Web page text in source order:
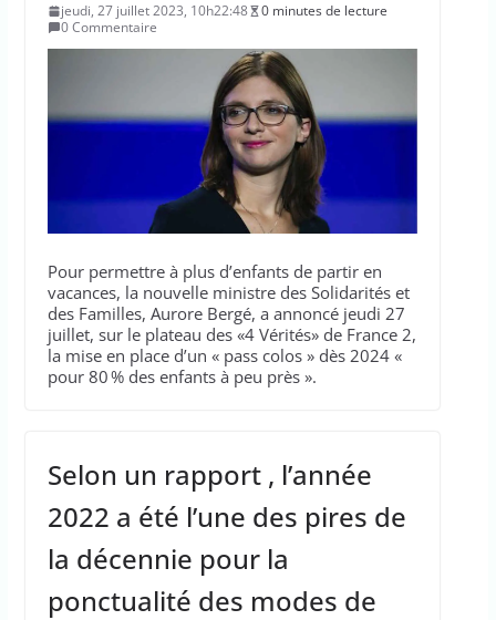
jeudi, 27 juillet 2023, 10h22:48
0 minutes de lecture
0 Commentaire
Pour permettre à plus d’enfants de partir en
vacances, la nouvelle ministre des Solidarités et
des Familles, Aurore Bergé, a annoncé jeudi 27
juillet, sur le plateau des «4 Vérités» de France 2,
la mise en place d’un « pass colos » dès 2024 «
pour 80 % des enfants à peu près ».
Selon un rapport , l’année
2022 a été l’une des pires de
la décennie pour la
ponctualité des modes de